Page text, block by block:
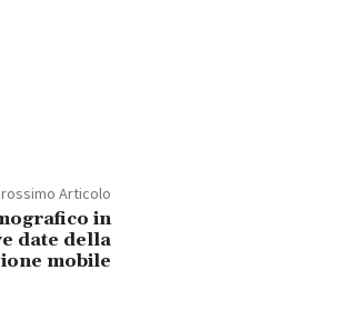
Articolo
in
date della
mobile